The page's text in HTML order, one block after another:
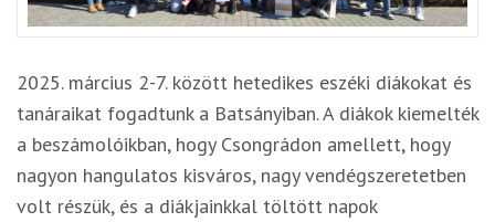
2025. március 2-7. között hetedikes eszéki diákokat és
tanáraikat fogadtunk a Batsányiban. A diákok kiemelték
a beszámolóikban, hogy Csongrádon amellett, hogy
nagyon hangulatos kisváros, nagy vendégszeretetben
volt részük, és a diákjainkkal töltött napok